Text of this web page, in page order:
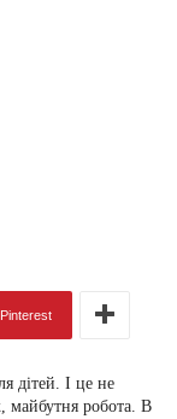
Pinterest
дітей. І це не
майбутня робота. В